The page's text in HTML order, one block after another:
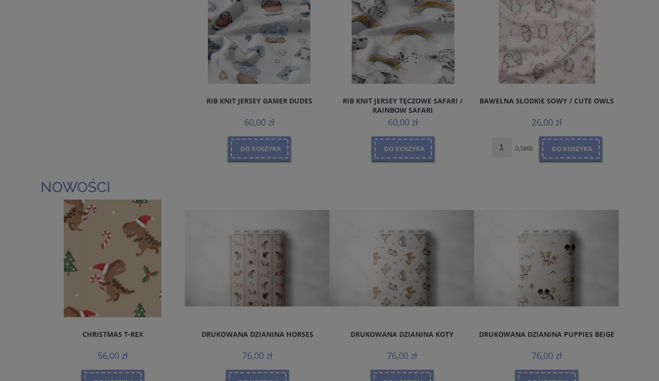
RIB KNIT JERSEY GAMER DUDES
60,00 zł
DO KOSZYKA
RIB KNIT JERSEY TĘCZOWE SAFARI /
RAINBOW SAFARI
60,00 zł
DO KOSZYKA
BAWEŁNA SŁODKIE SOWY / CUTE OWLS
26,00 zł
0,5MB DO KOSZYKA
NOWOŚCI
CHRISTMAS T-REX
56,00 zł
DRUKOWANA DZIANINA HORSES
76,00 zł
DRUKOWANA DZIANINA KOTY
76,00 zł
DRUKOWANA DZIANINA PUPPIES BEIGE
76,00 zł